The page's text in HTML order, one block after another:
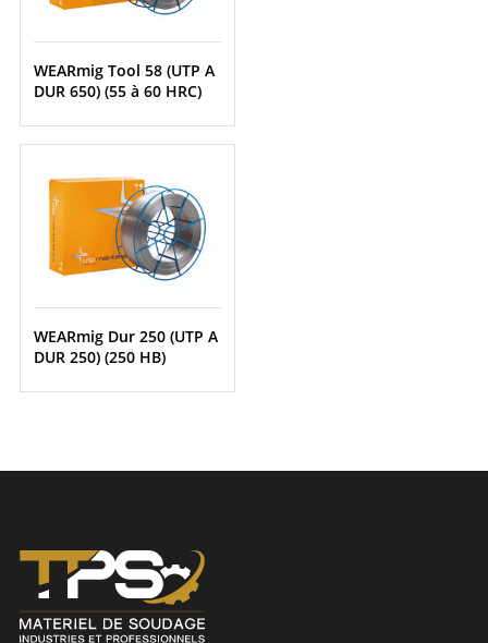
WEARmig Tool 58 (UTP A
DUR 650) (55 à 60 HRC)
WEARmig Dur 250 (UTP A
DUR 250) (250 HB)